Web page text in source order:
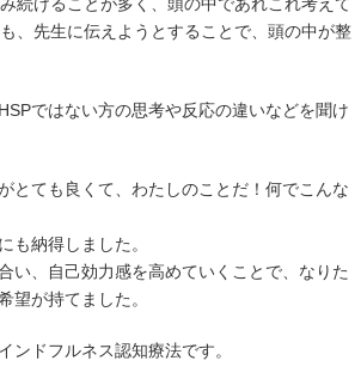
、先生に伝えようとすることで、頭の中が整
ではない方の思考や反応の違いなどを聞け
とても良くて、わたしのことだ！何でこんな
も納得しました。
い、自己効力感を高めていくことで、なりた
望が持てました。
ンドフルネス認知療法です。